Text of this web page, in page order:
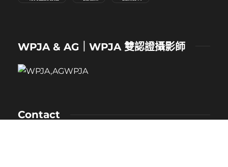
WPJA & AG｜WPJA 雙認證攝影師
Contact